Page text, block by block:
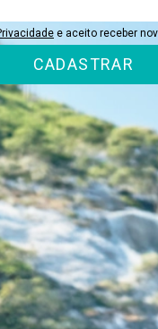
e aceito receber
CADASTRAR